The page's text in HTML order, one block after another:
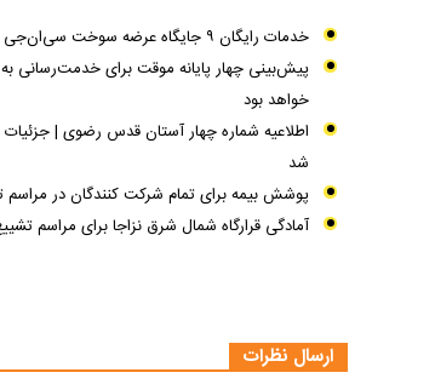
خدمات رایگان ۹ جایگاه عرضه سوخت سی‌ان‌جی شهرداری مشهد تا پایان روز جمعه ۱۹ تیرماه + آدرس
پیش‌بینی چهار پایانه موقت برای خدمت‌رسانی
خواهد بود
اطلاعیه شماره چهار آستان قدس رضوی | جزئیات
شد
پوشش بیمه‌ برای تمام شرکت کنندگان در مراسم
آمادگی قرارگاه شمال شرق نزاجا برای مراسم
ارسال نظرات